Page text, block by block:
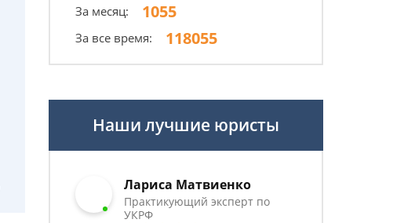
За месяц: 1055
За все время: 118055
Наши лучшие юристы
Лариса Матвиенко
Практикующий эксперт по
УКРФ